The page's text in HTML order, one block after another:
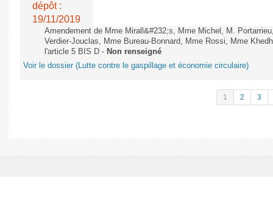
dépôt :
19/11/2019
Amendement de Mme Mirall&#232;s, Mme Michel, M.
Verdier-Jouclas, Mme Bureau-Bonnard, Mme Rossi, Mme
l'article 5 BIS D - Non renseigné
Voir le dossier (Lutte contre le gaspillage et économie circulaire)
1 2 3